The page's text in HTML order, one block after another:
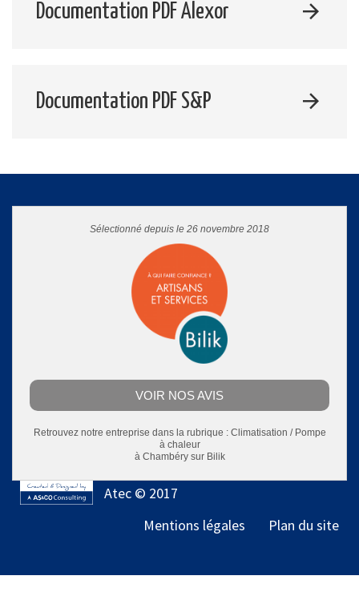
Documentation PDF Alexor
Documentation PDF S&P
Sélectionné depuis le 26 novembre 2018
VOIR NOS AVIS
Retrouvez notre entreprise dans la rubrique : Climatisation / Pompe
à chaleur
à Chambérysur Bilik
Atec © 2017
Mentions légales
Plan du site